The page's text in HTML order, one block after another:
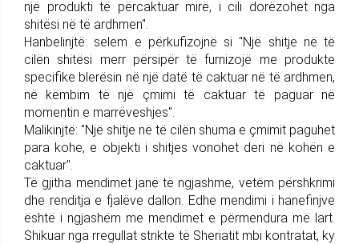
një produkti të përcaktuar mirë, i cili dorëzohet nga
shitësi në të ardhmen".
Hanbelinjtë: selem e përkufizojnë si "Një shitje në të
cilën shitësi merr përsipër të furnizojë me produkte
specifike blerësin në një datë të caktuar në të ardhmen,
në këmbim të një çmimi të caktuar të paguar në
momentin e marrëveshjes".
Malikinjtë: "Një shitje në të cilën shuma e çmimit paguhet
para kohe, e objekti i shitjes vonohet deri në kohën e
caktuar".
Të gjitha mendimet janë të ngjashme, vetëm përshkrimi
dhe renditja e fjalëve dallon. Edhe mendimi i hanefinjve
është i ngjashëm me mendimet e përmendura më lart.
Shikuar nga rregullat strikte të Sheriatit mbi kontratat, ky